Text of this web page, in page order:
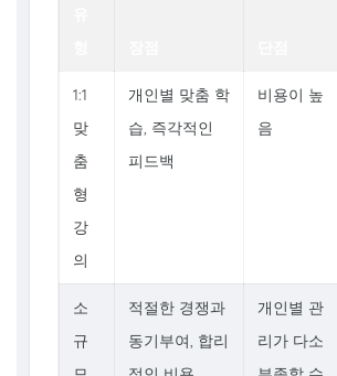
1:1
맞
춤
형
강
의
개인별 맞춤 학
습, 즉각적인
피드백
비용이 높
음
소
규
적절한 경쟁과
동기부여, 합리
개인별 관
리가 다소